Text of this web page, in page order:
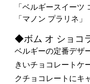
「ベルギースイー
「マノン プラリネ」
◆ボム オ ショコ
ベルギーの定番デザ
きいチョコレートケ
クチョコレートにキ